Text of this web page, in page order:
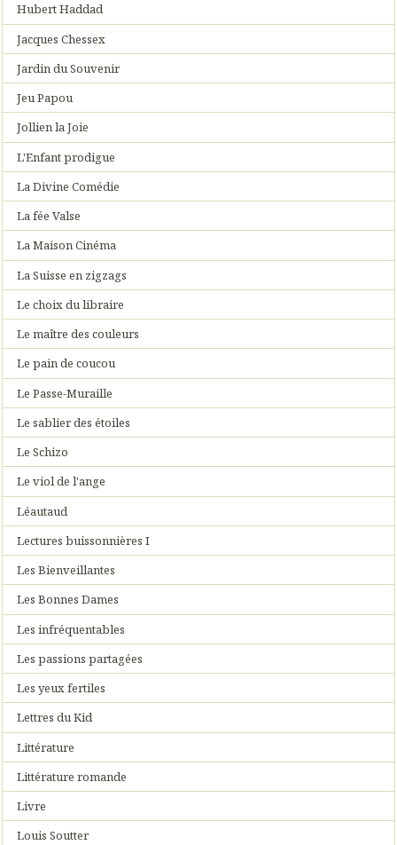
Hubert Haddad
Jacques Chessex
Jardin du Souvenir
Jeu Papou
Jollien la Joie
L'Enfant prodigue
La Divine Comédie
La fée Valse
La Maison Cinéma
La Suisse en zigzags
Le choix du libraire
Le maître des couleurs
Le pain de coucou
Le Passe-Muraille
Le sablier des étoiles
Le Schizo
Le viol de l'ange
Léautaud
Lectures buissonnières I
Les Bienveillantes
Les Bonnes Dames
Les infréquentables
Les passions partagées
Les yeux fertiles
Lettres du Kid
Littérature
Littérature romande
Livre
Louis Soutter